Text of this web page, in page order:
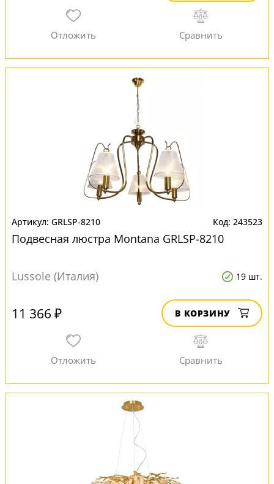
GRLSP-8210 243523
Подвесная люстра Montana GRLSP-8210
Lussole (Италия) 19 шт.
11 366 ₽ В КОРЗИНУ